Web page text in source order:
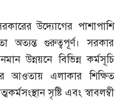
উদ্যোগের পাশাপাশি
অত্যন্ত গুরুত্বপূর্ণ। সরকার
উন্নয়নে বিভিন্ন কর্মসূচি
আওতায় এলাকার শিক্ষিত
সৃষ্টি এবং স্বাবলম্বী